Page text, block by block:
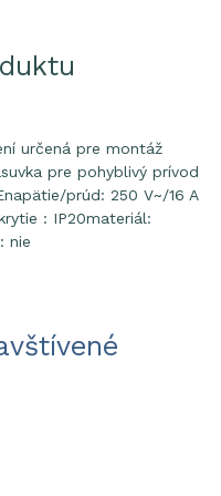
určená pre montáž
pre pohyblivý prívod
prúd: 250 V~/16 A
: IP20materiál:
nie